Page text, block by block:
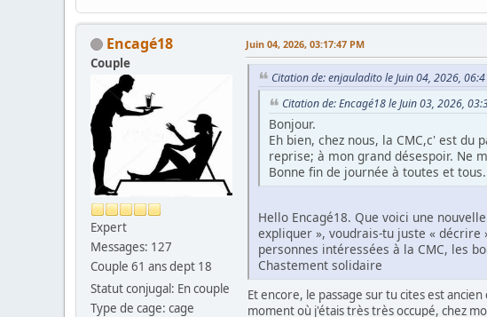
Encagé18
Couple
Expert
Messages: 127
Couple 61 ans dept 18
Statut conjugal: En couple
Type de cage: cage
Juin 04, 2026, 03:17:47 PM
Citation de: enjauladito le Juin 04, 2026,
Citation de: Encagé18 le Juin 03, 2026,
Bonjour.
Eh bien, chez nous, la CMC,c' est
reprise; à mon grand désespoir. Ne
Bonne fin de journée à toutes et tous.
Hello Encagé18. Que voici une
expliquer », voudrais-tu juste «
personnes intéressées à la CMC, les
Chastement solidaire
Et encore, le passage sur tu cites est
moment où j'étais très très occupé, chez